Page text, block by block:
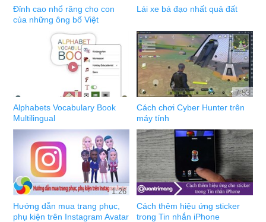
Đỉnh cao nhổ răng cho con
của những ông bố Việt
Lái xe bá đạo nhất quả đất
Alphabets Vocabulary Book
Multilingual
7:53
Cách chơi Cyber Hunter trên
máy tính
1:26
Hướng dẫn mua trang phục,
phụ kiện trên Instagram Avatar
Cách thêm hiệu ứng sticker
trong Tin nhắn iPhone